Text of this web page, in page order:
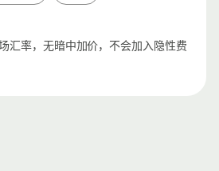
汇率，无暗中加价，不会加入隐性费